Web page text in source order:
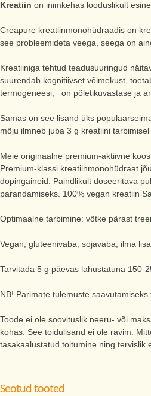
Kreatiin on inimkehas looduslikult
Creapure kreatiinmonohüdraadis on
see probleemideta veega, seega on
Kreatiiniga tehtud teadusuuringud
suurendab kognitiivset võimekust,
termogeneesi, on põletikuvastase ja
Samas on see lisand üks
mõju ilmneb juba 3 g kreatiini tarbimisel
Meie originaalne premium-aktiivne
Premium-klassi kreatiinmonohüdraat
dopingaineid. Paindlikult doseeritava
parandamiseks. 100% vegan kreatiin
Optimaalne tarbimine: võtke pärast
Vegan, gluteenivaba, sojavaba, ilma
Tarvitada 5 g päevas lahustatuna 150-
NB! Parimate tulemuste
Toode ei ole soovituslik neeru- või
kohas. See toidulisand ei ole ravim.
tasakaalustatud toitumine ning tervislik
Seotud tooted